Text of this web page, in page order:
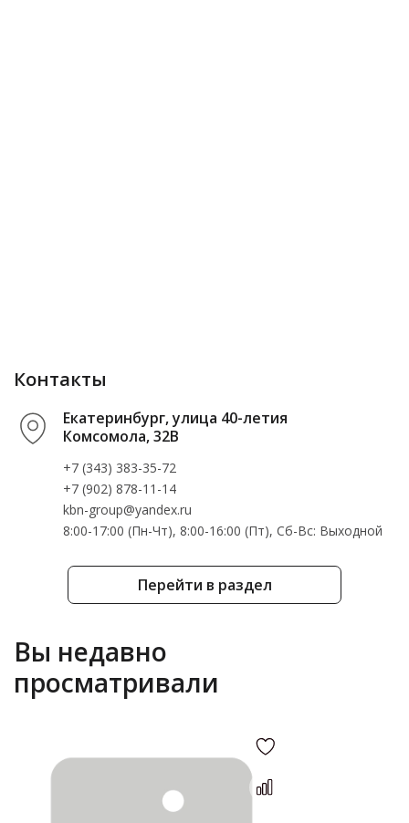
Перейти в раздел
Контакты
Екатеринбург, улица 40-летия
Комсомола, 32В
+7 (343) 383-35-72
+7 (902) 878-11-14
kbn-group@yandex.ru
8:00-17:00 (Пн-Чт), 8:00-16:00 (Пт), Cб-Вс: Выходной
Вы недавно
просматривали